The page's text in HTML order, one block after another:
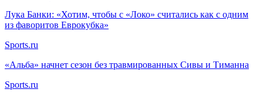
Лука Банки: «Хотим, чтобы с «Локо» считались как с одним
из фаворитов Еврокубка»
Sports.ru
«Альба» начнет сезон без травмированных Сивы и Тиманна
Sports.ru